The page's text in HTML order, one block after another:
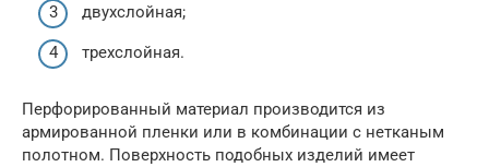
двухслойная;
трехслойная.
Перфорированный материал производится из
армированной пленки или в комбинации с нетканым
полотном. Поверхность подобных изделий имеет